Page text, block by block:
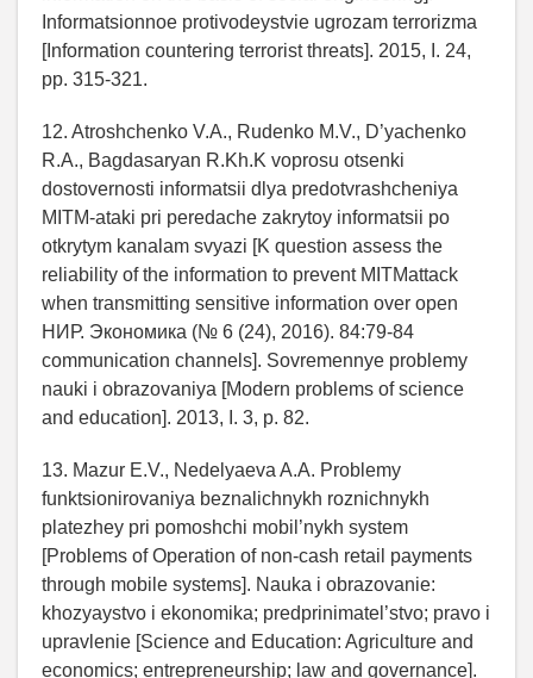
Informatsionnoe protivodeystvie ugrozam terrorizma
[Information countering terrorist threats]. 2015, I. 24,
pp. 315-321.
12. Atroshchenko V.A., Rudenko M.V., D’yachenko
R.A., Bagdasaryan R.Kh.K voprosu otsenki
dostovernosti informatsii dlya predotvrashcheniya
MITM-ataki pri peredache zakrytoy informatsii po
otkrytym kanalam svyazi [K question assess the
reliability of the information to prevent MITMattack
when transmitting sensitive information over open
НИР. Экономика (№ 6 (24), 2016). 84:79-84
communication channels]. Sovremennye problemy
nauki i obrazovaniya [Modern problems of science
and education]. 2013, I. 3, p. 82.
13. Mazur E.V., Nedelyaeva A.A. Problemy
funktsionirovaniya beznalichnykh roznichnykh
platezhey pri pomoshchi mobil’nykh system
[Problems of Operation of non-cash retail payments
through mobile systems]. Nauka i obrazovanie:
khozyaystvo i ekonomika; predprinimatel’stvo; pravo i
upravlenie [Science and Education: Agriculture and
economics; entrepreneurship; law and governance].